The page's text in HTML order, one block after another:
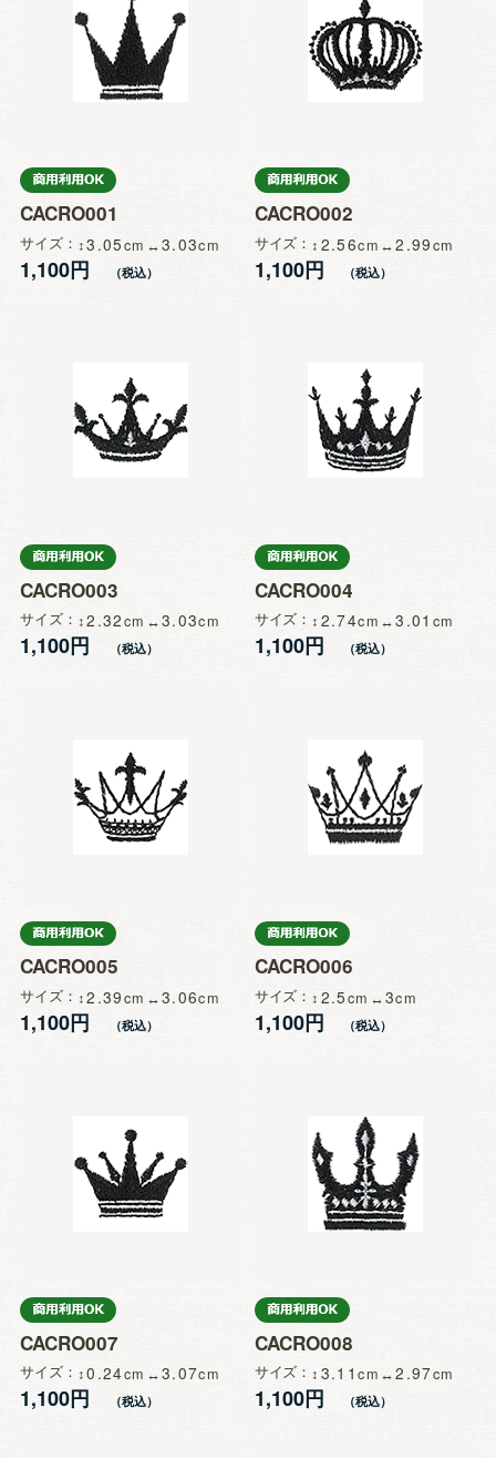
CACRO001
サイズ 3.05 3.03
1,100円
CACRO002
サイズ 2.56 2.99
1,100円
CACRO003
サイズ 2.32 3.03
1,100円
CACRO004
サイズ 2.74 3.01
1,100円
CACRO005
サイズ 2.39 3.06
1,100円
CACRO006
サイズ 2.5 3
1,100円
CACRO007
サイズ 0.24 3.07
1,100円
CACRO008
サイズ 3.11 2.97
1,100円